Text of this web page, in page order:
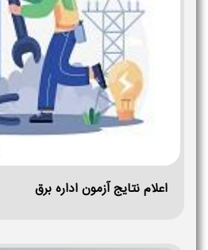
اعلام نتایج آزمون اداره برق